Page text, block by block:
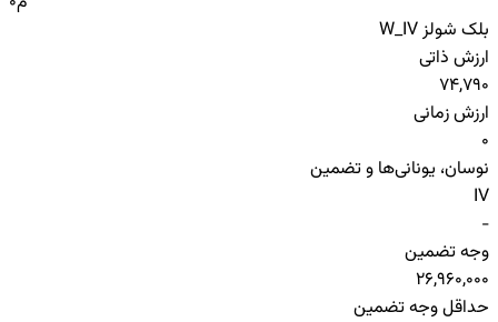
بلک شولز W_IV
ارزش ذاتی
74,790
ارزش زمانی
0
نوسان، یونانی‌ها و تضمین
IV
-
وجه تضمین
26,960,000
حداقل وجه تضمین